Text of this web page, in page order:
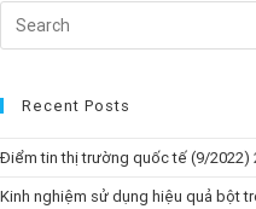
Recent Posts
Điểm tin thị trường quốc tế (9/2022)
Kinh nghiệm sử dụng hiệu quả bột